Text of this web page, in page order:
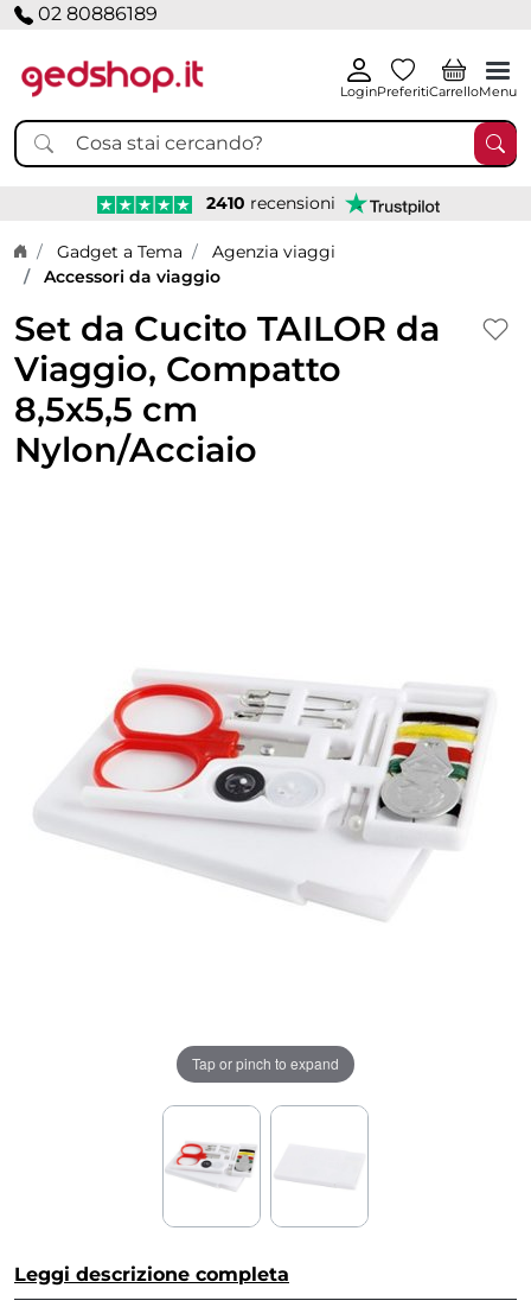
02 80886189
LoginPreferitiCarrelloMenu
2410 recensioni
Home page
Gadget a Tema
Agenzia viaggi
Accessori da viaggio
Set da Cucito TAILOR da
Viaggio, Compatto
8,5x5,5 cm
Nylon/Acciaio
Tap or pinch to expand
Leggi descrizione completa